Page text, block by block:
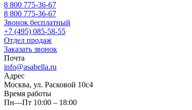
8 800 775-36-67
8 800 775-36-67
Звонок бесплатный
+7 (495) 085-58-55
Отдел продаж
Заказать звонок
Почта
info@asabella.ru
Адрес
Москва, ул. Расковой 10с4
Время работы
Пн—Пт 10:00 – 18:00